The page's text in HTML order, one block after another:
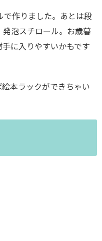
で作りました。あとは段
泡スチロール。お歳暮
に入りやすいかもです
本ラックができちゃい